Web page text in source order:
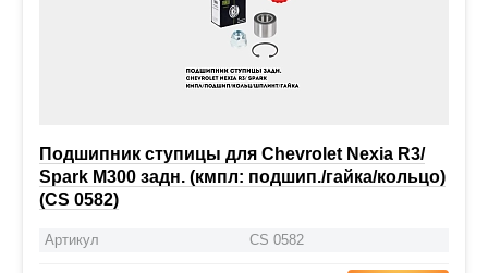
Подшипник ступицы для Chevrolet Nexia R3/
Spark M300 задн. (кмпл: подшип./гайка/кольцо)
(CS 0582)
Артикул CS 0582